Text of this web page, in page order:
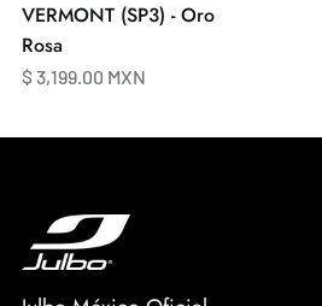
VERMONT (SP3) - Oro
Rosa
$ 3,199.00 MXN